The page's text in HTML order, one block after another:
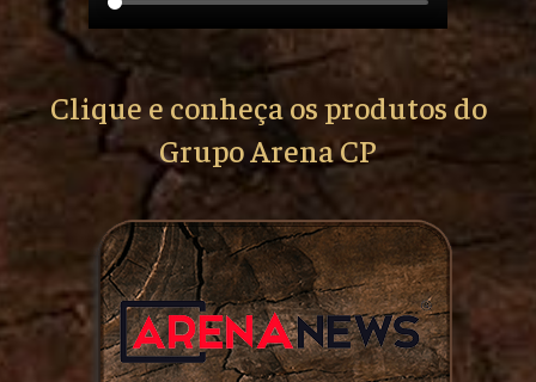
Clique e conheça os produtos do
Grupo Arena CP